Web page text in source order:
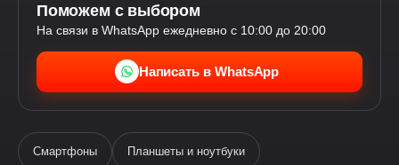
Поможем с выбором
На связи в WhatsApp ежедневно с 10:00 до 20:00
Написать в WhatsApp
Смартфоны Планшеты и ноутбуки